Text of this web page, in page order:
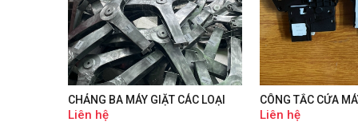
CHẢNG BA MÁY GIẶT CÁC LOẠI
Liên hệ
CÔNG TẮC CỬA
Liên hệ